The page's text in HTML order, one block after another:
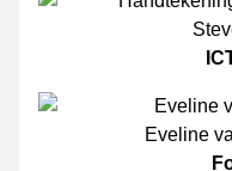
Eveline